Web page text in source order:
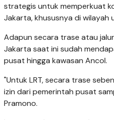
strategis untuk memperkuat
Jakarta, khususnya di wilayah
Adapun secara trase atau
Jakarta saat ini sudah
pusat hingga kawasan Ancol.
"Untuk LRT, secara trase
izin dari pemerintah pusat
Pramono.